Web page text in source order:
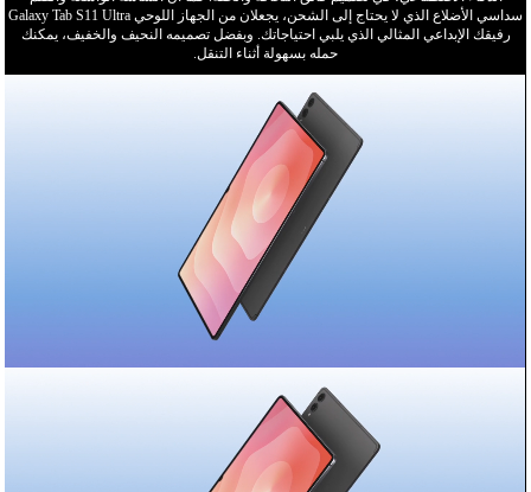
سداسي الأضلاع الذي لا يحتاج إلى الشحن، يجعلان من الجهاز اللوحي Galaxy Tab S11 Ultra
رفيقك الإبداعي المثالي الذي يلبي احتياجاتك. وبفضل تصميمه النحيف والخفيف، يمكنك
حمله بسهولة أثناء التنقل.